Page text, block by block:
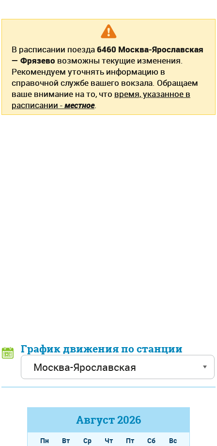
В расписании поезда6460 Москва-Ярославская
— Фрязево возможны текущие изменения.
Рекомендуем уточнять информацию в
справочной службе вашего вокзала. Обращаем
ваше внимание на то, что время, указанное в
расписании -местное.
График движения по станции
Август2026
Пн Вт Ср Чт Пт Сб
Вс